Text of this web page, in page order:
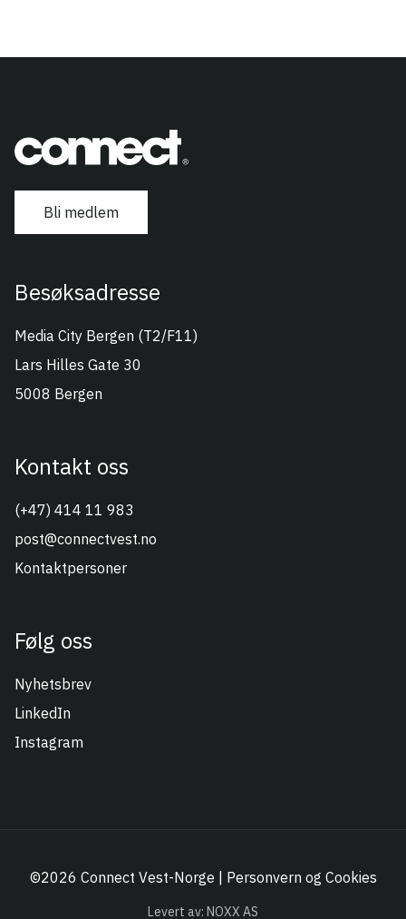
Bli medlem
Besøksadresse
Connect Vest
Media City Bergen (T2/F11)
Lars Hilles Gate 30
5008 Bergen
Kontakt oss
(+47) 414 11 983
post@connectvest.no
Kontaktpersoner
Følg oss
Nyhetsbrev
LinkedIn
Instagram
©2026 Connect Vest-Norge | Personvern og Cookies
Levert av: NOXX AS